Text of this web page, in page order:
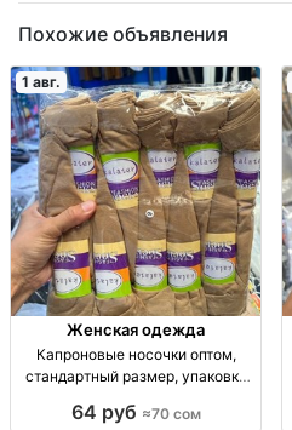
Похожие объявления
1 авг.
Женская одежда
Капроновые носочки оптом,
стандартный размер, упаковка
стандарт, опт, уп. 10 пар — 70
64 руб ≈70 сом